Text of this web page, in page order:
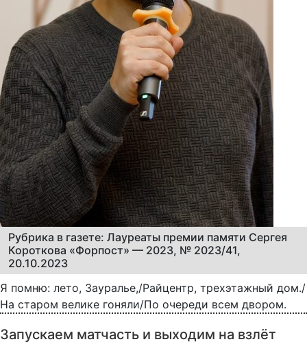
Рубрика в газете: Лауреаты премии памяти Сергея
Короткова «Форпост» — 2023, № 2023/41,
20.10.2023
Я помню: лето, Зауралье,/Райцентр, трехэтажный дом./
На старом велике гоняли/По очереди всем двором.
Запускаем матчасть и выходим на взлёт